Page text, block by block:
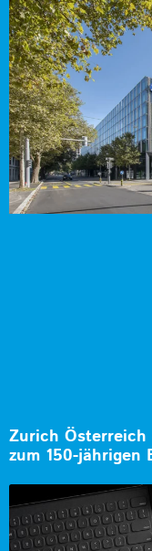
Zurich Österreich
zum 150-jährigen